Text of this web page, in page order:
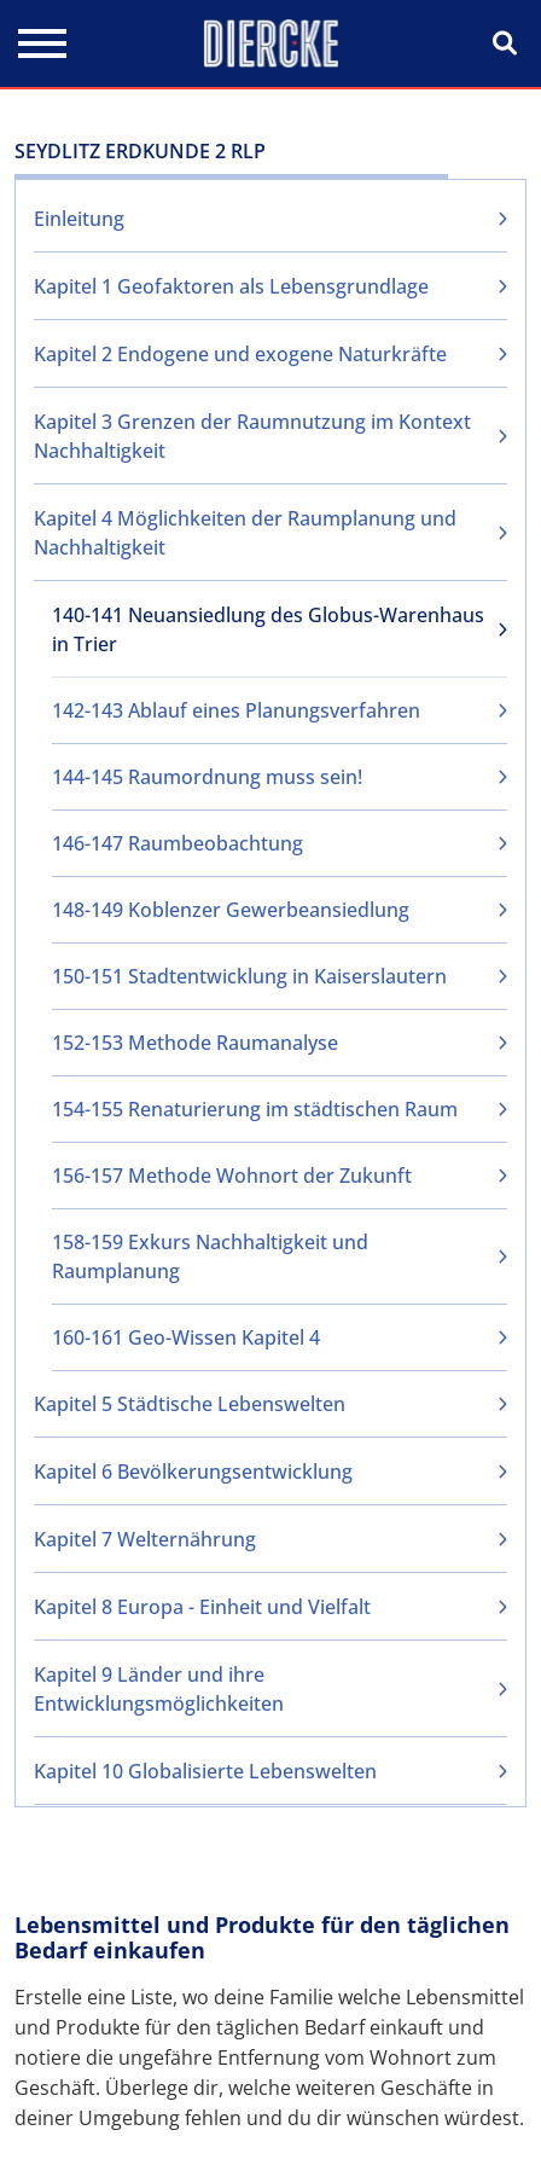
SEYDLITZ ERDKUNDE 2 RLP
Einleitung
Kapitel 1 Geofaktoren als Lebensgrundlage
Kapitel 2 Endogene und exogene Naturkräfte
Kapitel 3 Grenzen der Raumnutzung im Kontext
Nachhaltigkeit
Kapitel 4 Möglichkeiten der Raumplanung und
Nachhaltigkeit
140-141 Neuansiedlung des Globus-Warenhaus
in Trier
142-143 Ablauf eines Planungsverfahren
144-145 Raumordnung muss sein!
146-147 Raumbeobachtung
148-149 Koblenzer Gewerbeansiedlung
150-151 Stadtentwicklung in Kaiserslautern
152-153 Methode Raumanalyse
154-155 Renaturierung im städtischen Raum
156-157 Methode Wohnort der Zukunft
158-159 Exkurs Nachhaltigkeit und
Raumplanung
160-161 Geo-Wissen Kapitel 4
Kapitel 5 Städtische Lebenswelten
Kapitel 6 Bevölkerungsentwicklung
Kapitel 7 Welternährung
Kapitel 8 Europa - Einheit und Vielfalt
Kapitel 9 Länder und ihre
Entwicklungsmöglichkeiten
Kapitel 10 Globalisierte Lebenswelten
Lebensmittel und Produkte für den täglichen
Bedarf einkaufen
Erstelle eine Liste, wo deine Familie welche Lebensmittel
und Produkte für den täglichen Bedarf einkauft und
notiere die ungefähre Entfernung vom Wohnort zum
Geschäft. Überlege dir, welche weiteren Geschäfte in
deiner Umgebung fehlen und du dir wünschen würdest.